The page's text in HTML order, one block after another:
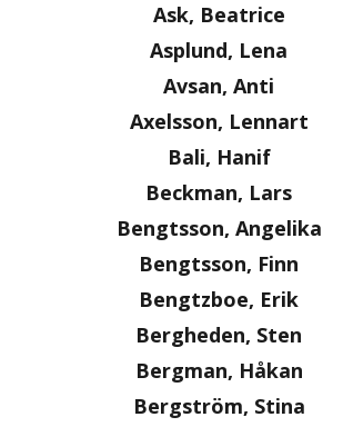
Ask, Beatrice
Asplund, Lena
Avsan, Anti
Axelsson, Lennart
Bali, Hanif
Beckman, Lars
Bengtsson, Angelika
Bengtsson, Finn
Bengtzboe, Erik
Bergheden, Sten
Bergman, Håkan
Bergström, Stina